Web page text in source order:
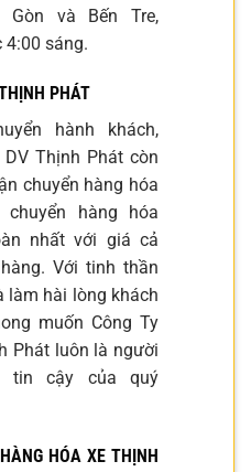
và Bến Tre,
4:00 sáng.
PHÁT
hành khách,
Thịnh Phát còn
chuyển hàng hóa
hàng hóa
nhất với giá cả
Với tinh thần
làm hài lòng khách
muốn Công Ty
Phát luôn là người
tin cậy của quý
HÓA XE THỊNH